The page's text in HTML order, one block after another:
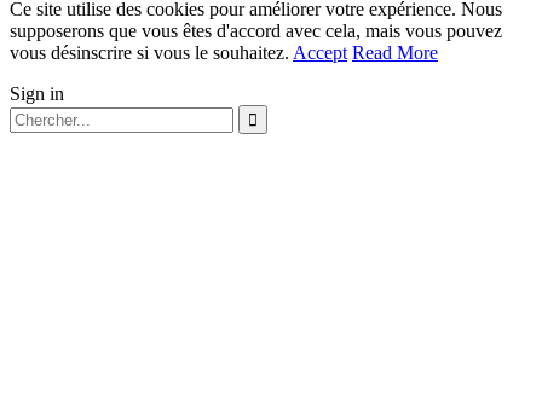
Ce site utilise des cookies pour améliorer votre expérience. Nous
supposerons que vous êtes d'accord avec cela, mais vous pouvez
vous désinscrire si vous le souhaitez. Accept Read More
Sign in